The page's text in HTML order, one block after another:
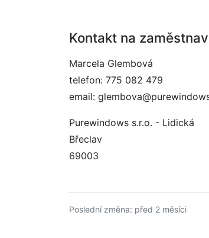
Kontakt na
Marcela Glembová
telefon: 775 082 479
email:
Purewindows s.r.o. - Lidická
Břeclav
69003
Poslední změna: před 2 měsíci